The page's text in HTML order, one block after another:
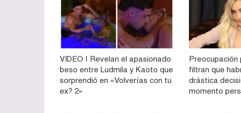
VIDEO | Revelan el apasionado
beso entre Ludmila y Kaoto que
sorprendió en «Volverías con tu
ex? 2»
Preocupación
filtran que
drástica
momento